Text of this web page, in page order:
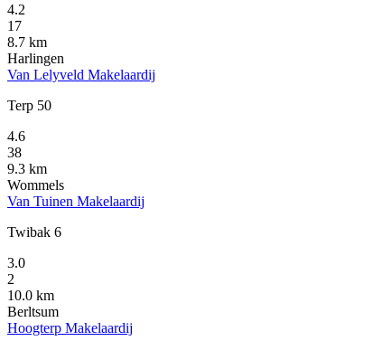
4.2
17
8.7 km
Harlingen
Van Lelyveld Makelaardij
Terp 50
4.6
38
9.3 km
Wommels
Van Tuinen Makelaardij
Twibak 6
3.0
2
10.0 km
Berltsum
Hoogterp Makelaardij